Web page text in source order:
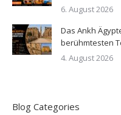
6. August 2026
Das Ankh
berühmtesten
4. August 2026
Blog Categories